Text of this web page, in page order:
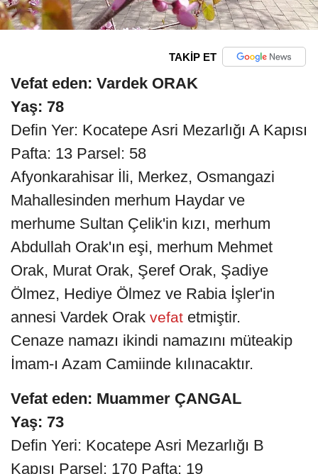
TAKİP ET
Vefat eden: Vardek ORAK
Yaş: 78
Defin Yer: Kocatepe Asri Mezarlığı A Kapısı
Pafta: 13 Parsel: 58
Afyonkarahisar İli, Merkez, Osmangazi
Mahallesinden merhum Haydar ve
merhume Sultan Çelik'in kızı, merhum
Abdullah Orak'ın eşi, merhum Mehmet
Orak, Murat Orak, Şeref Orak, Şadiye
Ölmez, Hediye Ölmez ve Rabia İşler'in
annesi Vardek Orak vefat etmiştir.
Cenaze namazı ikindi namazını müteakip
İmam-ı Azam Camiinde kılınacaktır.
Vefat eden: Muammer ÇANGAL
Yaş: 73
Defin Yeri: Kocatepe Asri Mezarlığı B
Kapısı Parsel: 170 Pafta: 19